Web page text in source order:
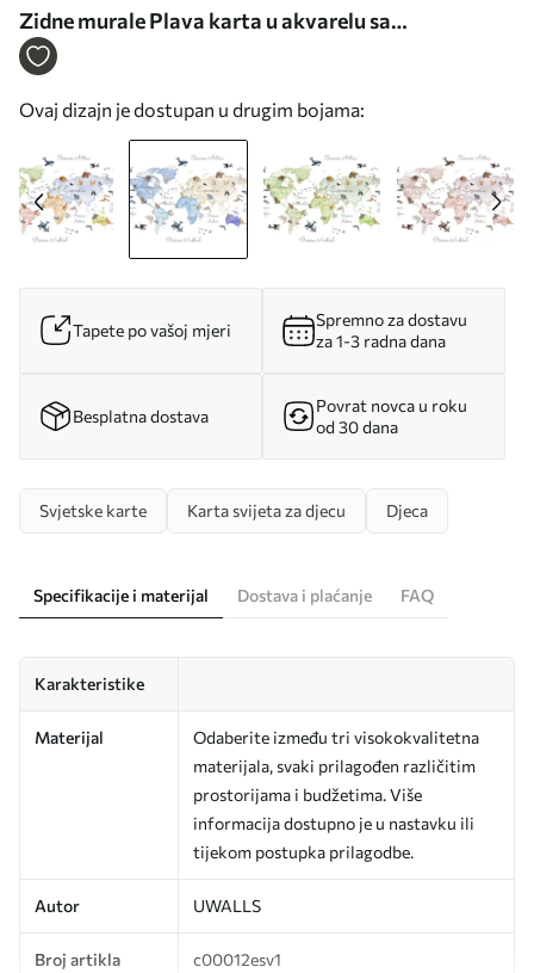
Zidne murale Plava karta u akvarelu sa
životinjama. Oznake na španjolskom. br.
Ovaj dizajn je dostupan u drugim bojama:
Tapete po vašoj mjeri
Spremno za dostavu
za 1-3 radna dana
Besplatna dostava
Povrat novca u roku
od 30 dana
Svjetske karte Karta svijeta za djecu Djeca
Specifikacije i materijal Dostava i plaćanje FAQ
Karakteristike
Materijal
Odaberite između tri visokokvalitetna
materijala, svaki prilagođen različitim
prostorijama i budžetima. Više
informacija dostupno je u nastavku ili
tijekom postupka prilagodbe.
Autor UWALLS
Broj artikla c00012esv1